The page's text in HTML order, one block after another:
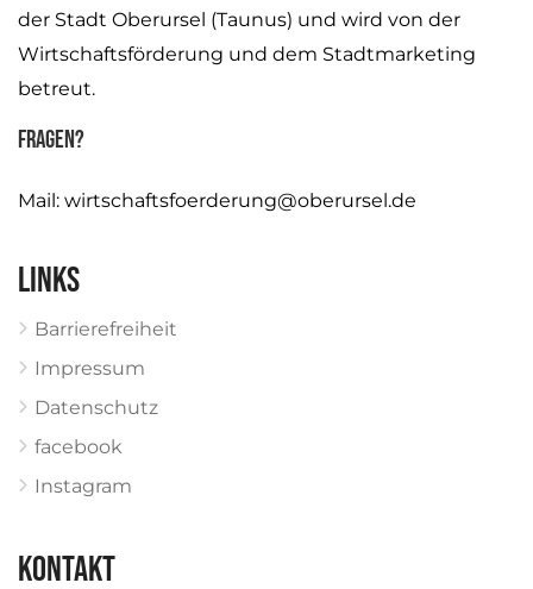
der Stadt Oberursel (Taunus) und wird von der
Wirtschaftsförderung und dem Stadtmarketing
betreut.
Fragen?
Mail: wirtschaftsfoerderung@oberursel.de
Links
Barrierefreiheit
Impressum
Datenschutz
facebook
Instagram
KONTAKT